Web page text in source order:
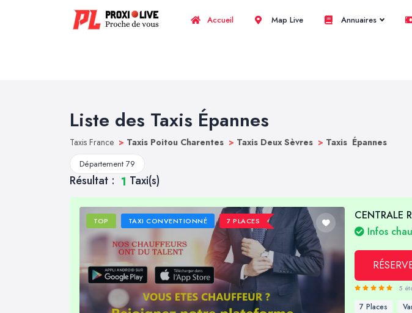
Accueil Map Live Annuaires
Liste des Taxis Épannes
Taxis France > Taxis Poitou Charentes > Taxis Deux Sèvres > Taxis Épannes
Département 79
Résultat : 1 Taxi(s)
TOP TAXI CONVENTIONNÉ 7 PLACES
CENTRALE
Infos
5
7 Places